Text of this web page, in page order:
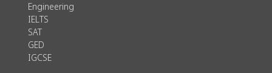
Engineering
IELTS
SAT
GED
IGCSE